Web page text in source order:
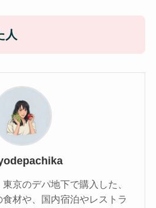
人
京のデパ地下で購入した、
材や、国内宿泊やレストラ